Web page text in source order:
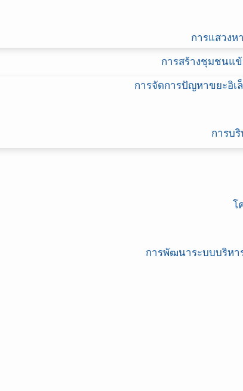
การแสวง
การสร้างชุมชนแ
การจัดการปัญหาขยะอิเ
การบ
โ
การพัฒนาระบบบริห